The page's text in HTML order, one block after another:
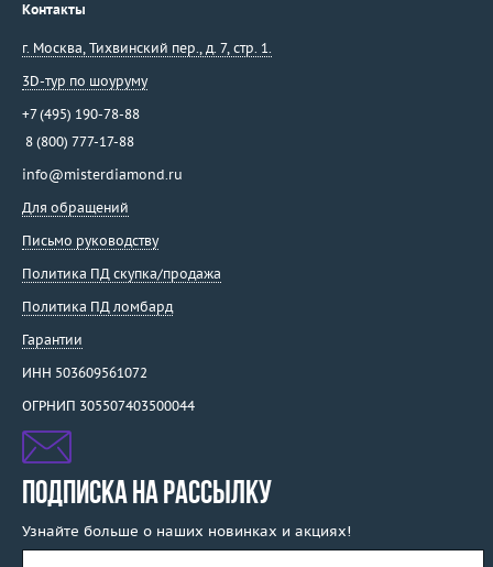
Контакты
г. Москва, Тихвинский пер., д. 7, стр. 1.
3D-тур по шоуруму
+7 (495) 190-78-88
8 (800) 777-17-88
info@misterdiamond.ru
Для обращений
Письмо руководству
Политика ПД скупка/продажа
Политика ПД ломбард
Гарантии
ИНН 503609561072
ОГРНИП 305507403500044
ПОДПИСКА НА РАССЫЛКУ
Узнайте больше о наших новинках и акциях!